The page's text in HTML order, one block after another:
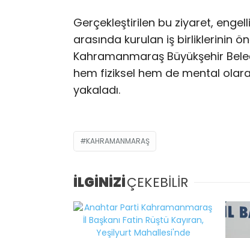
Gerçekleştirilen bu ziyaret,
arasında kurulan iş birliklerinin
Kahramanmaraş Büyükşehir
hem fiziksel hem de mental
yakaladı.
KAHRAMANMARAŞ
İLGİNİZİÇEKEBİLİR